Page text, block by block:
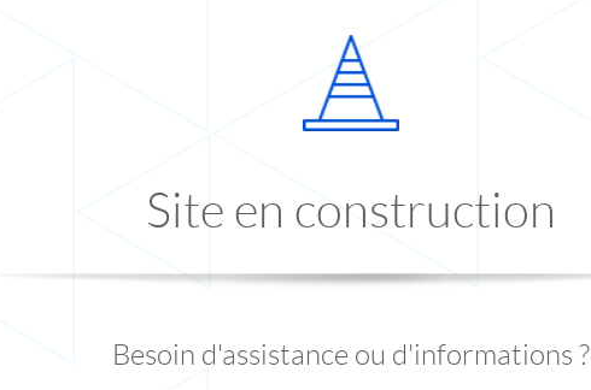
Site en construction
Besoin d'assistance ou d'informations ?